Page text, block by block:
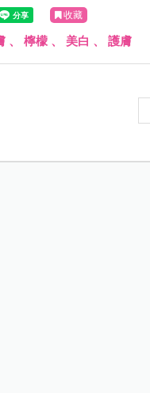
收藏
、 檸檬 、 美白 、 護膚